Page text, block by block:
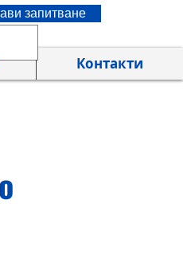
запитване
Контакти